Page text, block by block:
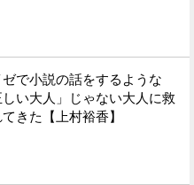
ゼで小説の話をするような
しい大人」じゃない大人に救
きた【上村裕香】